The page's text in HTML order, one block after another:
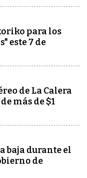
para los
este 7 de
de La Calera
más de $1
baja durante el
de